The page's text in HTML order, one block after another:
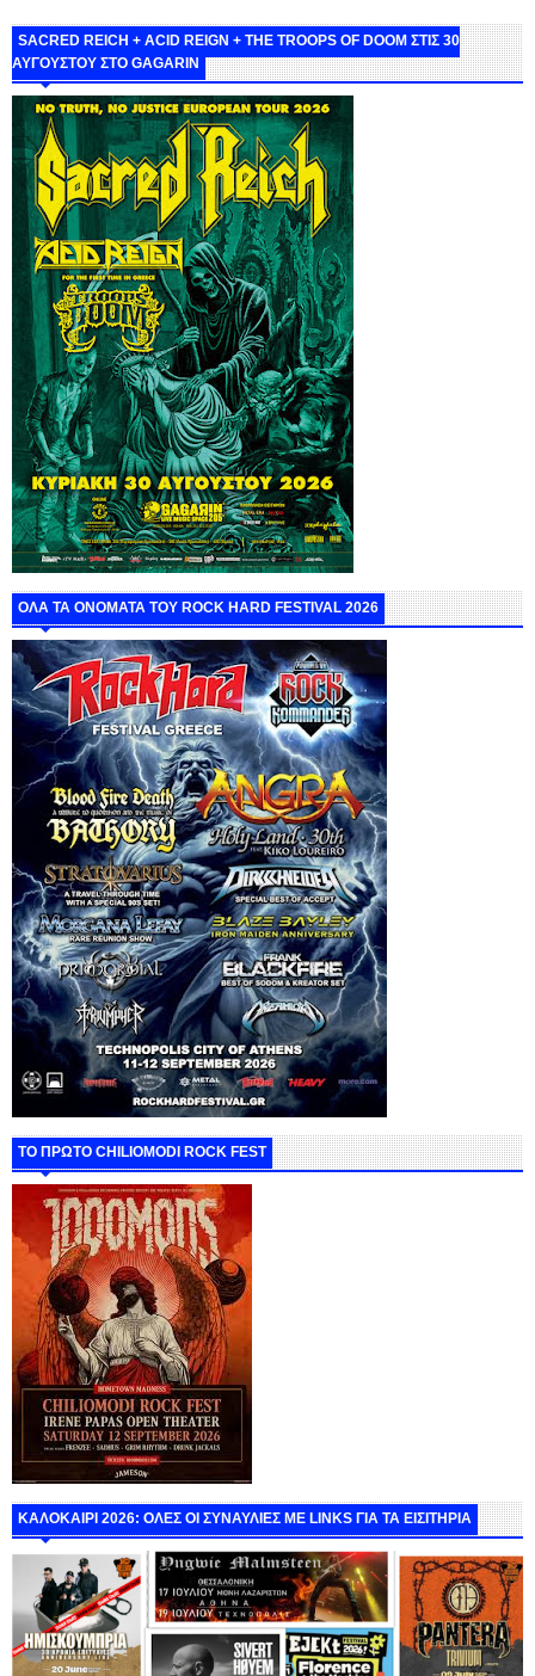
SACRED REICH + ACID REIGN + THE TROOPS OF DOOM ΣΤΙΣ 30
ΑΥΓΟΥΣΤΟΥ ΣΤΟ GAGARIN
ΟΛΑ ΤΑ ΟΝΟΜΑΤΑ ΤΟΥ ROCK HARD FESTIVAL 2026
ΤΟ ΠΡΩΤΟ CHILIOMODI ROCK FEST
ΚΑΛΟΚΑΙΡΙ 2026: ΟΛΕΣ ΟΙ ΣΥΝΑΥΛΙΕΣ ΜΕ LINKS ΓΙΑ ΤΑ ΕΙΣΙΤΗΡΙΑ